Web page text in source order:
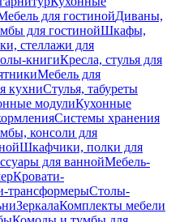
для гостинойДиваны,
для гостинойШкафы,
стеллажи для
книгиКресла, стулья для
Мебель для
кухниСтулья, табуреты
модулиКухонные
Системы хранения
консоли для
Шкафчики, полки для
для ваннойМебель-
Кровати-
трансформерыСтолы-
ЗеркалаКомплекты мебели